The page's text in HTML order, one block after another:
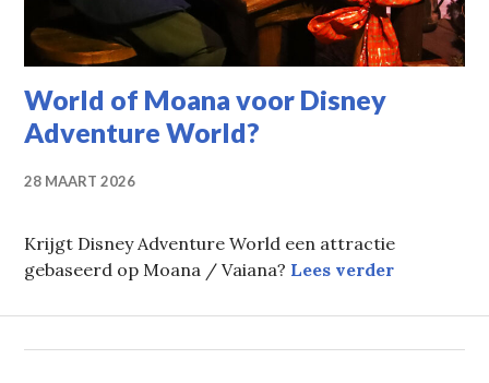
World of Moana voor Disney
Adventure World?
28 MAART 2026
Krijgt Disney Adventure World een attractie
gebaseerd op Moana / Vaiana? Lees verderWorld of